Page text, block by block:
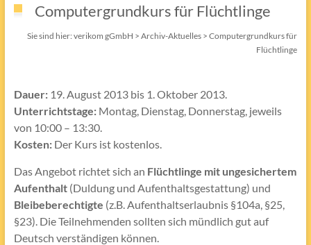
Computergrundkurs für Flüchtlinge
Sie sind hier:verikom gGmbH >Archiv-Aktuelles >Computergrundkurs für
Flüchtlinge
Dauer:19. August 2013 bis 1. Oktober 2013.
Unterrichtstage:Montag, Dienstag, Donnerstag, jeweils
von 10:00 – 13:30.
Kosten:Der Kurs ist kostenlos.
Das Angebot richtet sich an Flüchtlinge mit ungesichertem
Aufenthalt(Duldung und Aufenthaltsgestattung) und
Bleibeberechtigte (z.B. Aufenthaltserlaubnis §104a, §25,
§23). Die Teilnehmenden sollten sich mündlich gut auf
Deutsch verständigen können.